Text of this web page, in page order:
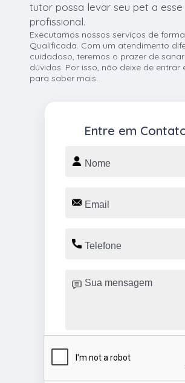
tutor possa levar seu pet a esse
profissional.
Executamos nossos serviços de
Qualificada. Com um atendimento
cuidadoso, teremos o prazer de
dúvidas. Por isso, não deixe de entrar
para saber mais.
Entre em